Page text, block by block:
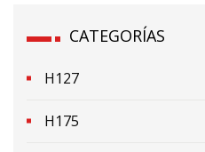
CATEGORÍAS
H127
H175